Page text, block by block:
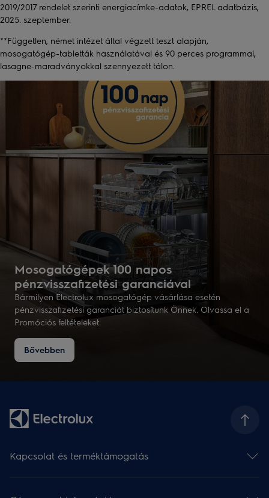
2019/2017 rendelet szerinti energiacímke-adatok, EPREL adatbázis,
2025. szeptember.
**Független, német intézet által végzett teszt alapján,
mosogatógép-tabletták használatával és 90 perces programmal,
lasagne-maradványokkal szennyezett tálon.
Mosogatógépek 100 napos
pénzvisszafizetési garanciával
Bármilyen Electrolux mosogatógép vásárlása esetén
pénzvisszafizetési garanciát biztosítunk Önnek. Olvassa el a
Promóciós feltételeket.
Bővebben
Kapcsolat és terméktámogatás
Hírlevél